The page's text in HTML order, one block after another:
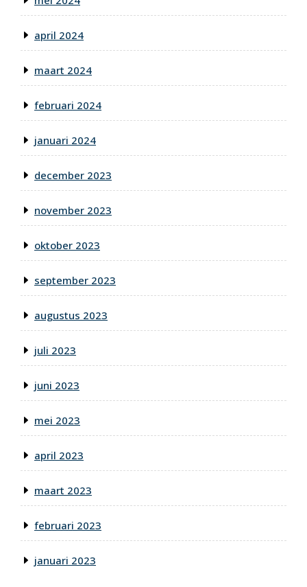
april 2024
maart 2024
februari 2024
januari 2024
december 2023
november 2023
oktober 2023
september 2023
augustus 2023
juli 2023
juni 2023
mei 2023
april 2023
maart 2023
februari 2023
januari 2023